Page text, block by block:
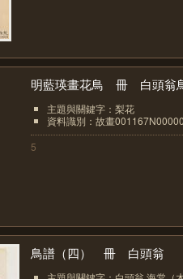
明藍瑛畫花鳥 冊 白頭翁
主題與關鍵字：梨花
資料識別：故畫
5
鳥譜（四） 冊 白頭翁